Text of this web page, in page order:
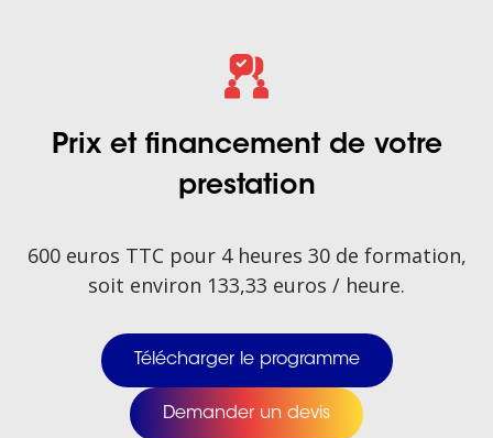
Prix et financement de votre
prestation
600 euros TTC pour 4 heures 30 de formation,
soit environ 133,33 euros / heure.
Télécharger le programme
Demander un devis